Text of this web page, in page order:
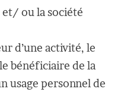
et/ ou la société
d’une activité, le
bénéficiaire de la
usage personnel de